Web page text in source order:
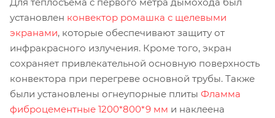
установлен конвектор ромашка с щелевыми
экранами, которые обеспечивают защиту от
инфракрасного излучения. Кроме того, экран
сохраняет привлекательной основную поверхность
конвектора при перегреве основной трубы. Также
были установлены огнеупорные плиты Фламма
фиброцементные 1200*800*9 мм и наклеена